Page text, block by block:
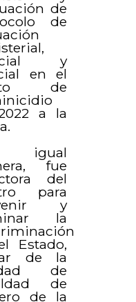
de
de
y
en el
de
a la
igual
fue
del
para
y
la
Estado,
de la
de
de
de la